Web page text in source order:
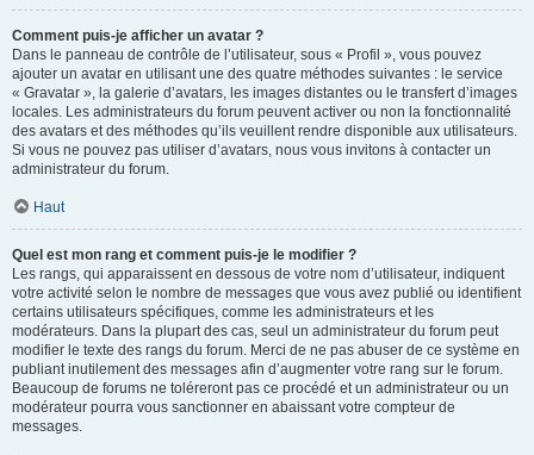
Comment puis-je afficher un avatar ?
Dans le panneau de contrôle de l’utilisateur, sous « Profil », vous pouvez
ajouter un avatar en utilisant une des quatre méthodes suivantes : le service
« Gravatar », la galerie d’avatars, les images distantes ou le transfert d’images
locales. Les administrateurs du forum peuvent activer ou non la fonctionnalité
des avatars et des méthodes qu’ils veuillent rendre disponible aux utilisateurs.
Si vous ne pouvez pas utiliser d’avatars, nous vous invitons à contacter un
administrateur du forum.
Haut
Quel est mon rang et comment puis-je le modifier ?
Les rangs, qui apparaissent en dessous de votre nom d’utilisateur, indiquent
votre activité selon le nombre de messages que vous avez publié ou identifient
certains utilisateurs spécifiques, comme les administrateurs et les
modérateurs. Dans la plupart des cas, seul un administrateur du forum peut
modifier le texte des rangs du forum. Merci de ne pas abuser de ce système en
publiant inutilement des messages afin d’augmenter votre rang sur le forum.
Beaucoup de forums ne toléreront pas ce procédé et un administrateur ou un
modérateur pourra vous sanctionner en abaissant votre compteur de
messages.